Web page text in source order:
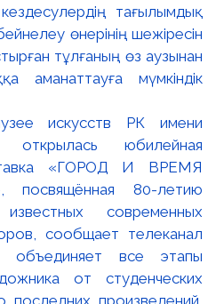
тағылымдық
өнерінің шежіресін
тұлғаның өз аузынан
аманаттауға мүмкіндік